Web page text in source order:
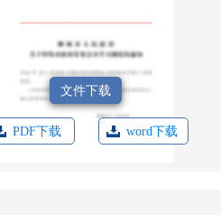
文件下载
PDF下载 word下载